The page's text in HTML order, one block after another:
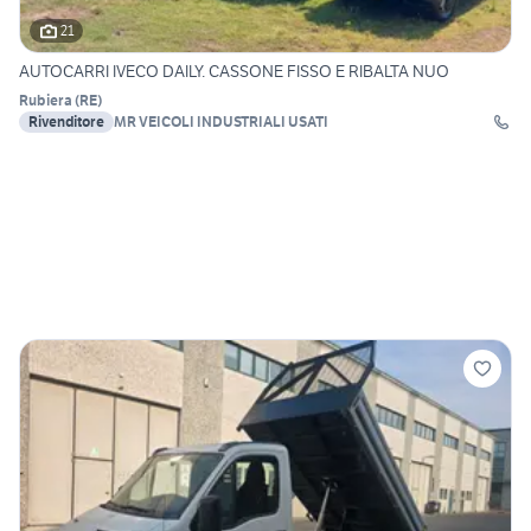
21
AUTOCARRI IVECO DAILY. CASSONE FISSO E RIBALTA NUO
Rubiera (RE)
Rivenditore MR VEICOLI INDUSTRIALI USATI